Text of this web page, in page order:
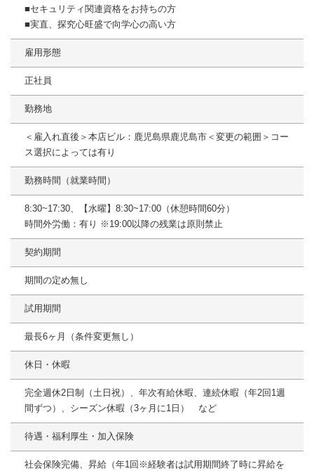
■セキュリティ関連資格をお持ちの方
■実直、探究心旺盛で向学心の高い方
雇用形態
正社員
勤務地
＜雇入れ直後＞本店ビル：鹿児島県鹿児島市＜変更の範囲＞コー
ス選択によっては有り
勤務時間（就業時間）
8:30~17:30、【水曜】8:30~17:00（休憩時間60分）
時間外労働：有り ※19:00以降の残業は原則禁止
契約期間
期間の定め無し
試用期間
最長6ヶ月（条件変更無し）
休日・休暇
完全週休2日制（土日祝）、年次有給休暇、連続休暇（年2回1週
間ずつ）、シーズン休暇（3ヶ月に1日） など
待遇・福利厚生・加入保険
社会保険完備、昇給（年1回※経験者は試用期間終了時に昇給を